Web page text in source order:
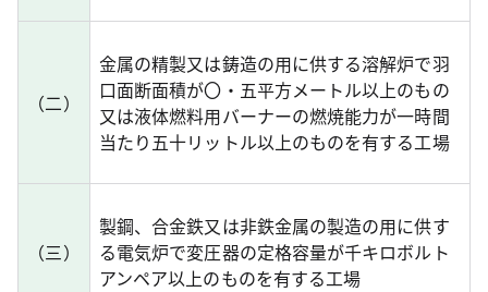
（二）
金属の精製又は鋳造の用に供する溶解炉で羽
口面断面積が〇・五平方メートル以上のもの
又は液体燃料用バーナーの燃焼能力が一時間
当たり五十リットル以上のものを有する工場
（三）
製鋼、合金鉄又は非鉄金属の製造の用に供す
る電気炉で変圧器の定格容量が千キロボルト
アンペア以上のものを有する工場